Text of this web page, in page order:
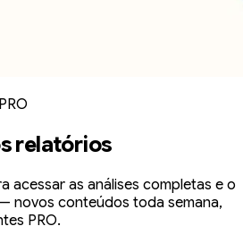
relatórios
acessar as análises completas e o
novos conteúdos toda semana,
PRO.